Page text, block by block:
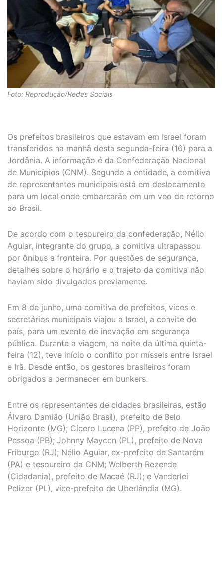
Foto: Reprodução/Redes Sociais
Os prefeitos brasileiros que estavam em Israel foram
transferidos na manhã desta segunda-feira (16) para a
Jordânia. A informação é da Confederação Nacional
de Municípios (CNM). Segundo a entidade, a comitiva
de representantes municipais está em deslocamento
para um local onde embarcarão em um voo de retorno
ao Brasil.
De acordo com o tesoureiro da confederação, Nélio
Aguiar, integrante do grupo, a comitiva ultrapassou
por ônibus a fronteira. Por questões de segurança,
detalhes sobre o horário e o trajeto da comitiva não
haviam sido divulgados previamente.
Em 8 de junho, uma comitiva de prefeitos, vices e
secretários municipais viajou a Israel, a convite do
país, para um evento de inovação em segurança
pública. Durante a viagem, na noite da última quinta-
feira (12), teve início o conflito por mísseis entre Israel
e Irã. Desde então, os gestores brasileiros foram
obrigados a permanecer em bunkers.
Entre os representantes de cidades brasileiras, estão
Álvaro Damião (União Brasil), prefeito de Belo
Horizonte (MG); Cícero Lucena (PP), prefeito de João
Pessoa (PB); Johnny Maycon (PL), prefeito de Nova
Friburgo (RJ); Nélio Aguiar, ex-prefeito de Santarém
(PA) e tesoureiro da CNM; Welberth Rezende
(Cidadania), prefeito de Macaé (RJ); e Vanderlei
Pelizer (PL), vice-prefeito de Uberlândia (MG).